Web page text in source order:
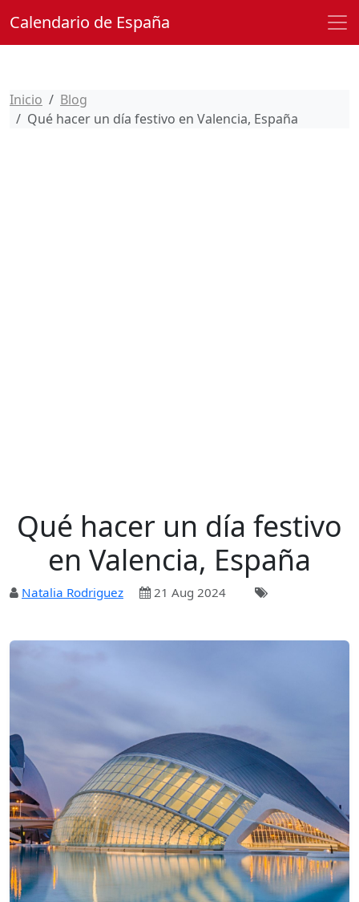
Calendario de España
Inicio
Blog
Qué hacer un día festivo en Valencia, España
Qué hacer un día festivo
en Valencia, España
Natalia Rodriguez 21 Aug 2024